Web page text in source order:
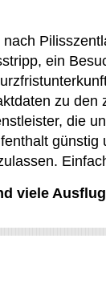
ein
zu
die
viele